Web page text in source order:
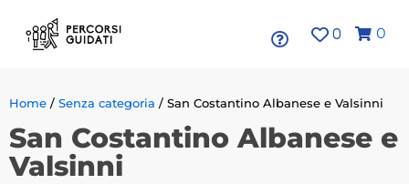
0 0
Home / Senza categoria / San Costantino Albanese e Valsinni
San Costantino Albanese e
Valsinni